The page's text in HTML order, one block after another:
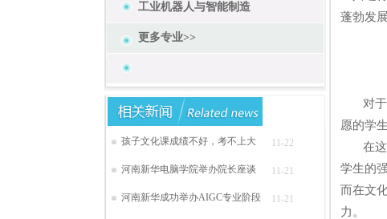
工业机器人与智能制造
更多专业>>
孩子文化课成绩不好，考不上大 11-22
河南新华电脑学院举办院长座谈 11-21
河南新华成功举办AIGC专业阶段 11-21
蓬勃发
对于仍
愿的学
在这之
学生的
而在文
力。